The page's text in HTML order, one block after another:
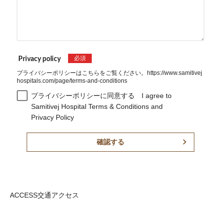
Privacy policy 必須
プライバシーポリシーはこちらをご覧ください。https://www.samitivej
hospitals.com/page/terms-and-conditions
プライバシーポリシーに同意する I agree to
Samitivej Hospital Terms & Conditions and
Privacy Policy
確認する
ACCESS交通アクセス